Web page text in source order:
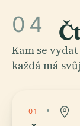
04
Kam se
každá má
01